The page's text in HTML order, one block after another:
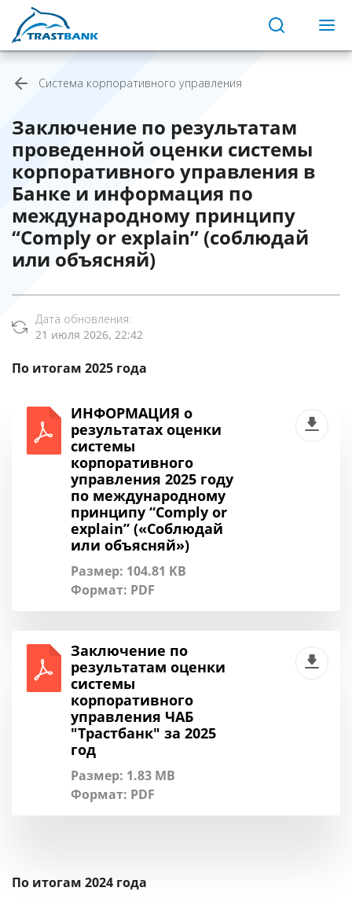
Система корпоративного управления
Заключение по результатам
проведенной оценки системы
корпоративного управления в
Банке и информация по
международному принципу
“Comply or explain” (соблюдай
или объясняй)
Дата обновления:
21 июля 2026, 22:42
По итогам 2025 года
ИНФОРМАЦИЯ о
результатах оценки
системы
корпоративного
управления 2025 году
по международному
принципу “Comply or
explain” («Соблюдай
или объясняй»)
Размер: 104.81 KB
Формат: PDF
Заключение по
результатам оценки
системы
корпоративного
управления ЧАБ
"Трастбанк" за 2025
год
Размер: 1.83 MB
Формат: PDF
По итогам 2024 года